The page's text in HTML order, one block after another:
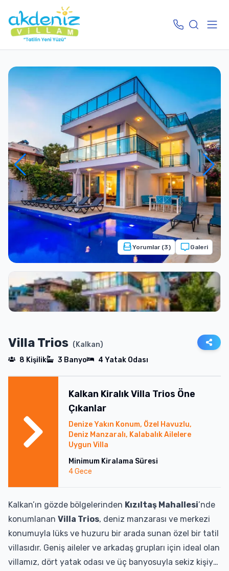
Yorumlar (3) Galeri
Villa Trios (Kalkan)
8 Kişilik 3 Banyo 4 Yatak Odası
Kalkan KiralıkVilla Trios Öne
Çıkanlar
Denize Yakın Konum, Özel Havuzlu,
Deniz Manzaralı, Kalabalık Ailelere
Uygun Villa
Minimum Kiralama Süresi
4Gece
Kalkan’ın gözde bölgelerinden Kızıltaş Mahallesi’nde
konumlanan Villa Trios, deniz manzarası ve merkezi
konumuyla lüks ve huzuru bir arada sunan özel bir tatil
villasıdır. Geniş aileler ve arkadaş grupları için ideal olan
villamız, dört yatak odası ve üç banyosuyla sekiz kişiye